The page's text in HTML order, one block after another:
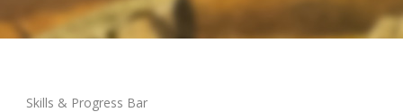
Skills & Progress Bar